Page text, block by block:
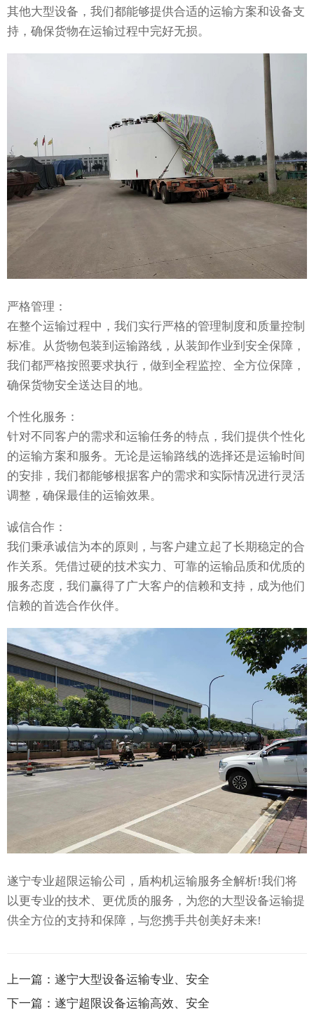
其他大型设备，我们都能够提供合适的运输方案和设备支
持，确保货物在运输过程中完好无损。
严格管理：
在整个运输过程中，我们实行严格的管理制度和质量控制
标准。从货物包装到运输路线，从装卸作业到安全保障，
我们都严格按照要求执行，做到全程监控、全方位保障，
确保货物安全送达目的地。
个性化服务：
针对不同客户的需求和运输任务的特点，我们提供个性化
的运输方案和服务。无论是运输路线的选择还是运输时间
的安排，我们都能够根据客户的需求和实际情况进行灵活
调整，确保最佳的运输效果。
诚信合作：
我们秉承诚信为本的原则，与客户建立起了长期稳定的合
作关系。凭借过硬的技术实力、可靠的运输品质和优质的
服务态度，我们赢得了广大客户的信赖和支持，成为他们
信赖的首选合作伙伴。
遂宁专业超限运输公司，盾构机运输服务全解析!我们将
以更专业的技术、更优质的服务，为您的大型设备运输提
供全方位的支持和保障，与您携手共创美好未来!
上一篇： 遂宁大型设备运输专业、安全
下一篇： 遂宁超限设备运输高效、安全